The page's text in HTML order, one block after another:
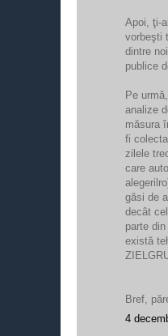
Apoi, ţi-
vorbeşti
dintre
publice
Pe
analize
măsura
fi
zilele
care
găsi de
decât
parte
există
Bref,
4